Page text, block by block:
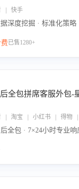
| 快手
深度挖掘 · 标准化策略
已售1280+
全包拼席客服外包-
| 淘宝 | 小红书 | 得物 |
全包 · 7×24小时专业响